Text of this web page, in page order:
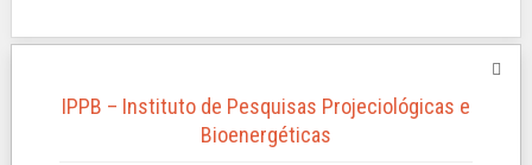
IPPB – Instituto de Pesquisas Projeciológicas e
Bioenergéticas